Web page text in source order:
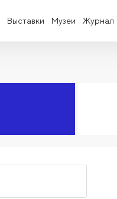
Выставки Музеи Журнал